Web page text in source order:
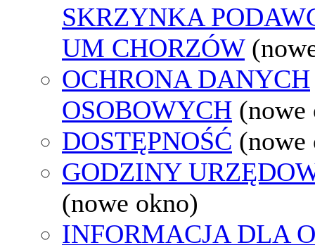
SKRZYNKA
UM CHORZÓW
OCHRONA DANYCH
OSOBOWYCH (nowe
DOSTĘPNOŚĆ (nowe
GODZINY
(nowe okno)
INFORMACJA DLA